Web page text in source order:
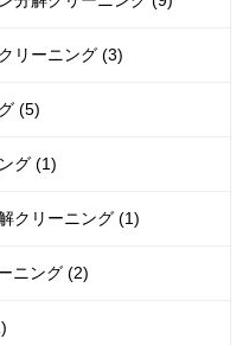
リーニング (3)
(5)
グ (1)
クリーニング (1)
ニング (2)